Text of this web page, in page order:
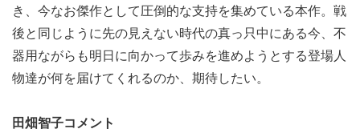
き、今なお傑作として圧倒的な支持を集めている本作。戦
後と同じように先の見えない時代の真っ只中にある今、不
器用ながらも明日に向かって歩みを進めようとする登場人
物達が何を届けてくれるのか、期待したい。
田畑智子コメント